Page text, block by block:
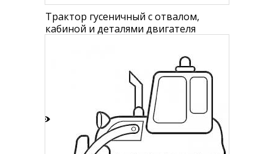
Трактор гусеничный с отвалом,
кабиной и деталями двигателя